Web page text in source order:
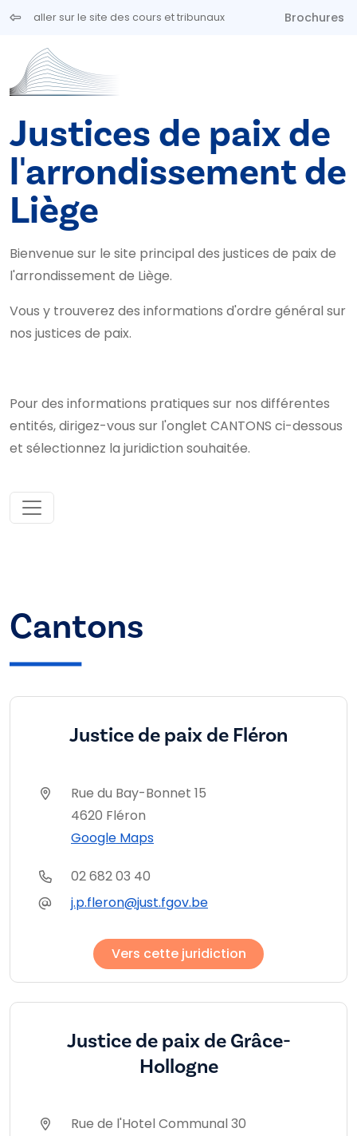
Aller au contenu principal
aller sur le site des cours et tribunaux Brochures
Justices de paix de
l'arrondissement de
Liège
Bienvenue sur le site principal des justices de paix de
l'arrondissement de Liège.
Vous y trouverez des informations d'ordre général sur
nos justices de paix.
Pour des informations pratiques sur nos différentes
entités, dirigez-vous sur l'onglet CANTONS ci-dessous
et sélectionnez la juridiction souhaitée.
Cantons
Justice de paix de Fléron
Rue du Bay-Bonnet 15
4620 Fléron
Google Maps
02 682 03 40
j.p.fleron@just.fgov.be
Vers cette juridiction
Justice de paix de Grâce-
Hollogne
Rue de l'Hotel Communal 30